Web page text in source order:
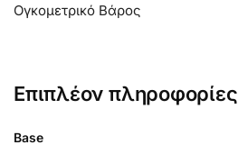
Ογκομετρικό Βάρος
Επιπλέον πληροφορίες
Base